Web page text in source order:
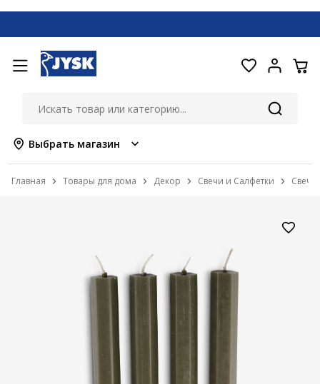
Выбрать магазин
Главная Товары для дома Декор Свечи и Салфетки Свечи